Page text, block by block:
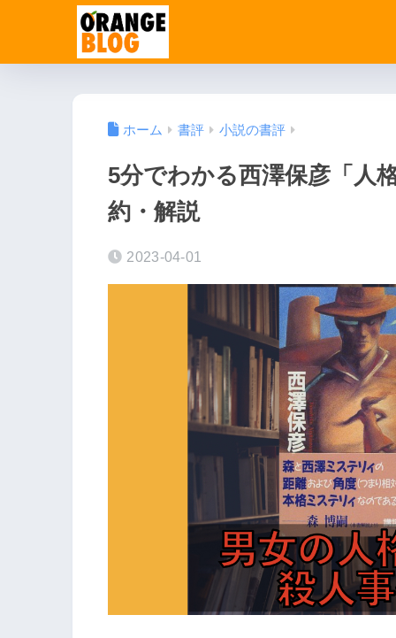
ホーム 書評 小説の書評
5分でわかる西澤保彦「人
約・解説
2023-04-01